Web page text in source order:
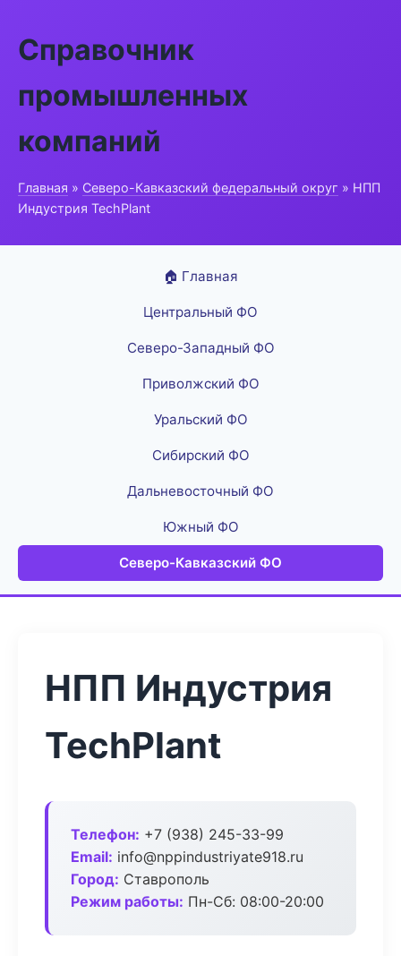
Справочник
промышленных
компаний
Главная » Северо-Кавказский федеральный округ » НПП
Индустрия TechPlant
🏠 Главная
Центральный ФО
Северо-Западный ФО
Приволжский ФО
Уральский ФО
Сибирский ФО
Дальневосточный ФО
Южный ФО
Северо-Кавказский ФО
НПП Индустрия
TechPlant
Телефон: +7 (938) 245-33-99
Email: info@nppindustriyate918.ru
Город: Ставрополь
Режим работы: Пн-Сб: 08:00-20:00